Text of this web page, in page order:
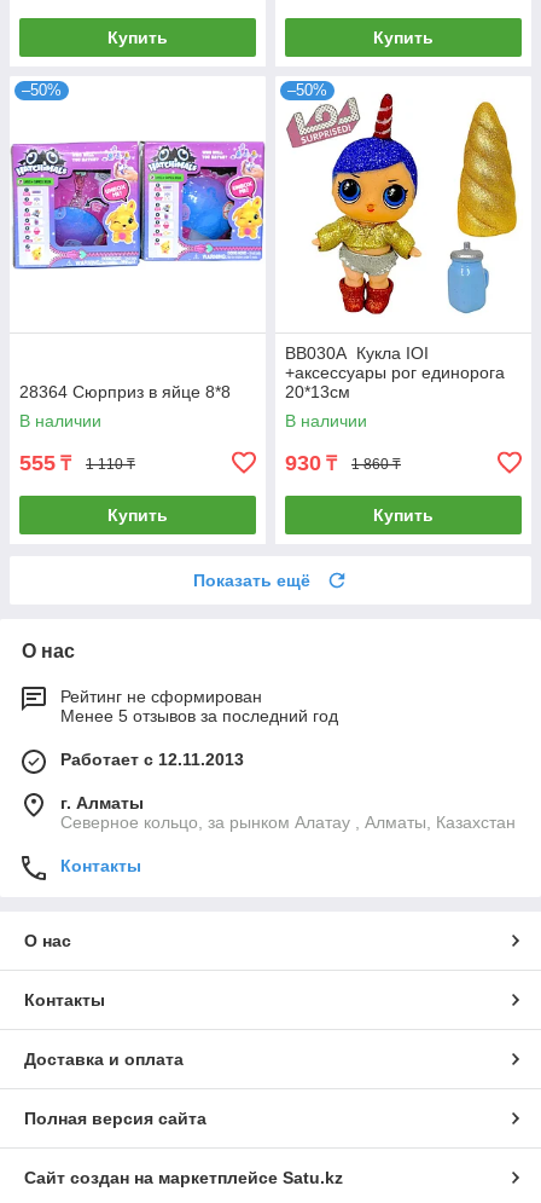
Купить Купить
–50%
28364 Сюрприз в яйце 8*8
В наличии
555 ₸ 1 110 ₸
Купить
–50%
BB030A Кукла IOI
+аксессуары рог единорога
20*13см
В наличии
930 ₸ 1 860 ₸
Купить
Показать ещё
О нас
Рейтинг не сформирован
Менее 5 отзывов за последний год
Работает с 12.11.2013
г. Алматы
Северное кольцо, за рынком Алатау , Алматы, Казахстан
Контакты
О нас
Контакты
Доставка и оплата
Полная версия сайта
Сайт создан на маркетплейсе Satu.kz